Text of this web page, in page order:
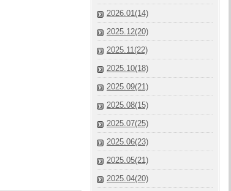
2026.01(14)
2025.12(20)
2025.11(22)
2025.10(18)
2025.09(21)
2025.08(15)
2025.07(25)
2025.06(23)
2025.05(21)
2025.04(20)